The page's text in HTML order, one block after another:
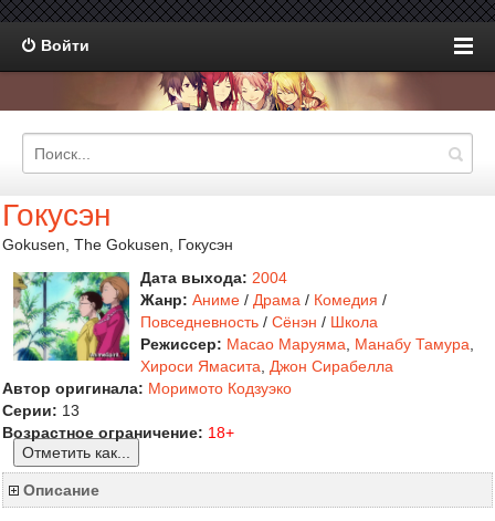
Войти
Гокусэн
Gokusen, The Gokusen, Гокусэн
Дата выхода: 2004
Жанр: Аниме / Драма / Комедия /
Повседневность / Сёнэн / Школа
Режиссер: Масао Маруяма Манабу Тамура
Хироси Ямасита
Джон Сирабелла
Автор оригинала: Моримото Кодзуэко
Серии: 13
Возрастное ограничение: 18+
Отметить как...
Описание